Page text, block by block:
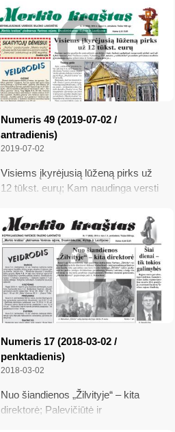
varëniškiai: vieni ploja rankomis, kiti
draudimą laiko kvailyste
Numeris 49 (2019-07-02 /
antradienis)
2019-07-02
Visiems įkyrėjusią lūženą pirks už
12 tūkst. eurų; Kam naudinga versti
Ilgamečio vairavimo profesionalo
patarimai
Numeris 17 (2018-03-02 /
penktadienis)
2018-03-02
Nuo šiandienos „Žilvityje“ – kita
direktorė; Palevičiūtė ir